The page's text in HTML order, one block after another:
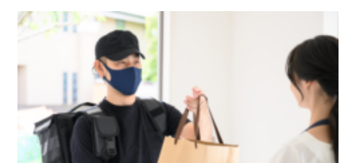
2025/ 1 (4)
2024/ 3 (5)
2024/ 2 (4)
2024/ 1 (5)
2023/ 5 (2)
2023/ 4 (3)
2023/ 3 (3)
2023/ 2 (2)
2023/ 1 (3)
2022/ 6 (4)
2022/ 5 (5)
2022/ 4 (7)
2022/ 3 (4)
2022/ 2 (5)
2021/ 8 (3)
2021/ 7 (7)
2021/ 6 (5)
2021/ 5 (4)
2021/ 4 (7)